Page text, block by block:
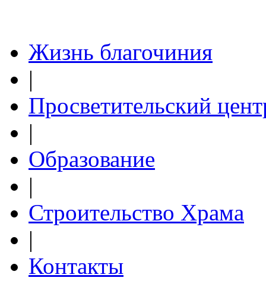
Жизнь благочиния
|
Просветительский
|
Образование
|
Строительство Храма
|
Контакты